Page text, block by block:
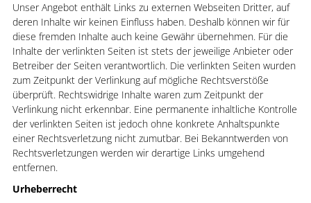
Unser Angebot enthält Links zu externen Webseiten Dritter, auf
deren Inhalte wir keinen Einfluss haben. Deshalb können wir für
diese fremden Inhalte auch keine Gewähr übernehmen. Für die
Inhalte der verlinkten Seiten ist stets der jeweilige Anbieter oder
Betreiber der Seiten verantwortlich. Die verlinkten Seiten wurden
zum Zeitpunkt der Verlinkung auf mögliche Rechtsverstöße
überprüft. Rechtswidrige Inhalte waren zum Zeitpunkt der
Verlinkung nicht erkennbar. Eine permanente inhaltliche Kontrolle
der verlinkten Seiten ist jedoch ohne konkrete Anhaltspunkte
einer Rechtsverletzung nicht zumutbar. Bei Bekanntwerden von
Rechtsverletzungen werden wir derartige Links umgehend
entfernen.
Urheberrecht